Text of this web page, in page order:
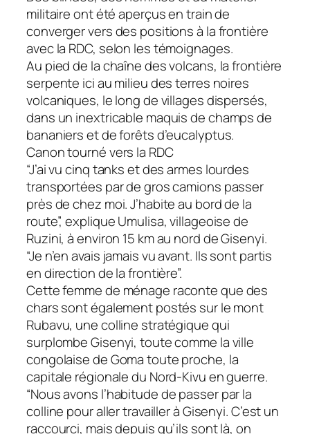
militaire ont été aperçus en train de
converger vers des positions à la frontière
avec la RDC, selon les témoignages.
Au pied de la chaîne des volcans, la frontière
serpente ici au milieu des terres noires
volcaniques, le long de villages dispersés,
dans un inextricable maquis de champs de
bananiers et de forêts d’eucalyptus.
Canon tourné vers la RDC
“J’ai vu cinq tanks et des armes lourdes
transportées par de gros camions passer
près de chez moi. J’habite au bord de la
route”, explique Umulisa, villageoise de
Ruzini, à environ 15 km au nord de Gisenyi.
“Je n’en avais jamais vu avant. Ils sont partis
en direction de la frontière”.
Cette femme de ménage raconte que des
chars sont également postés sur le mont
Rubavu, une colline stratégique qui
surplombe Gisenyi, toute comme la ville
congolaise de Goma toute proche, la
capitale régionale du Nord-Kivu en guerre.
“Nous avons l’habitude de passer par la
colline pour aller travailler à Gisenyi. C’est un
raccourci, mais depuis qu’ils sont là, on